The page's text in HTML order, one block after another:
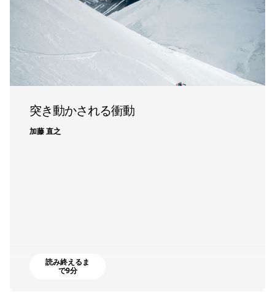
突き動かされる衝動
加藤 直之
読み終えるま
で9分